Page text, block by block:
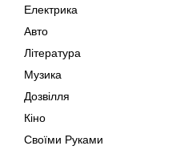
Електрика
Авто
Література
Музика
Дозвілля
Кіно
Своїми Руками